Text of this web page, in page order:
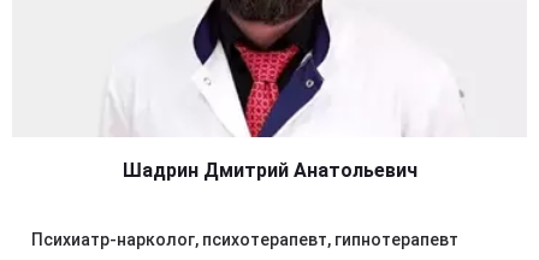
Шадрин Дмитрий Анатольевич
Психиатр-нарколог, психотерапевт, гипнотерапевт